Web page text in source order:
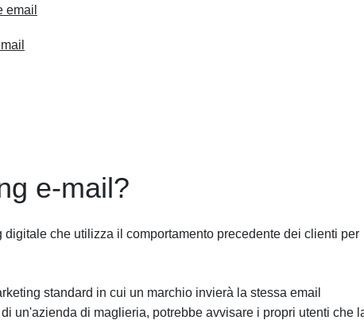
email
e-mail?
digitale che utilizza il comportamento precedente dei clienti per
standard in cui un marchio invierà la stessa email
un'azienda di maglieria, potrebbe avvisare i propri utenti che